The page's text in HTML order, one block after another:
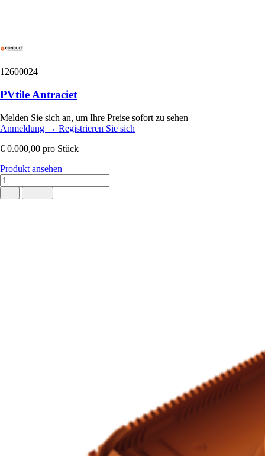
12600024
PVtile Antraciet
Melden Sie sich an, um Ihre Preise sofort zu sehen
Anmeldung → Registrieren Sie sich
€ 0.000,00 pro Stück
Produkt ansehen